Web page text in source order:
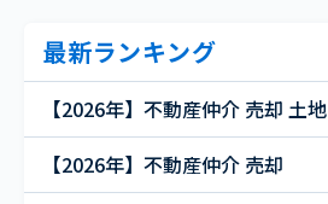
最新ランキング
【2026年】不動産仲介 売却 土地
【2026年】不動産仲介 売却